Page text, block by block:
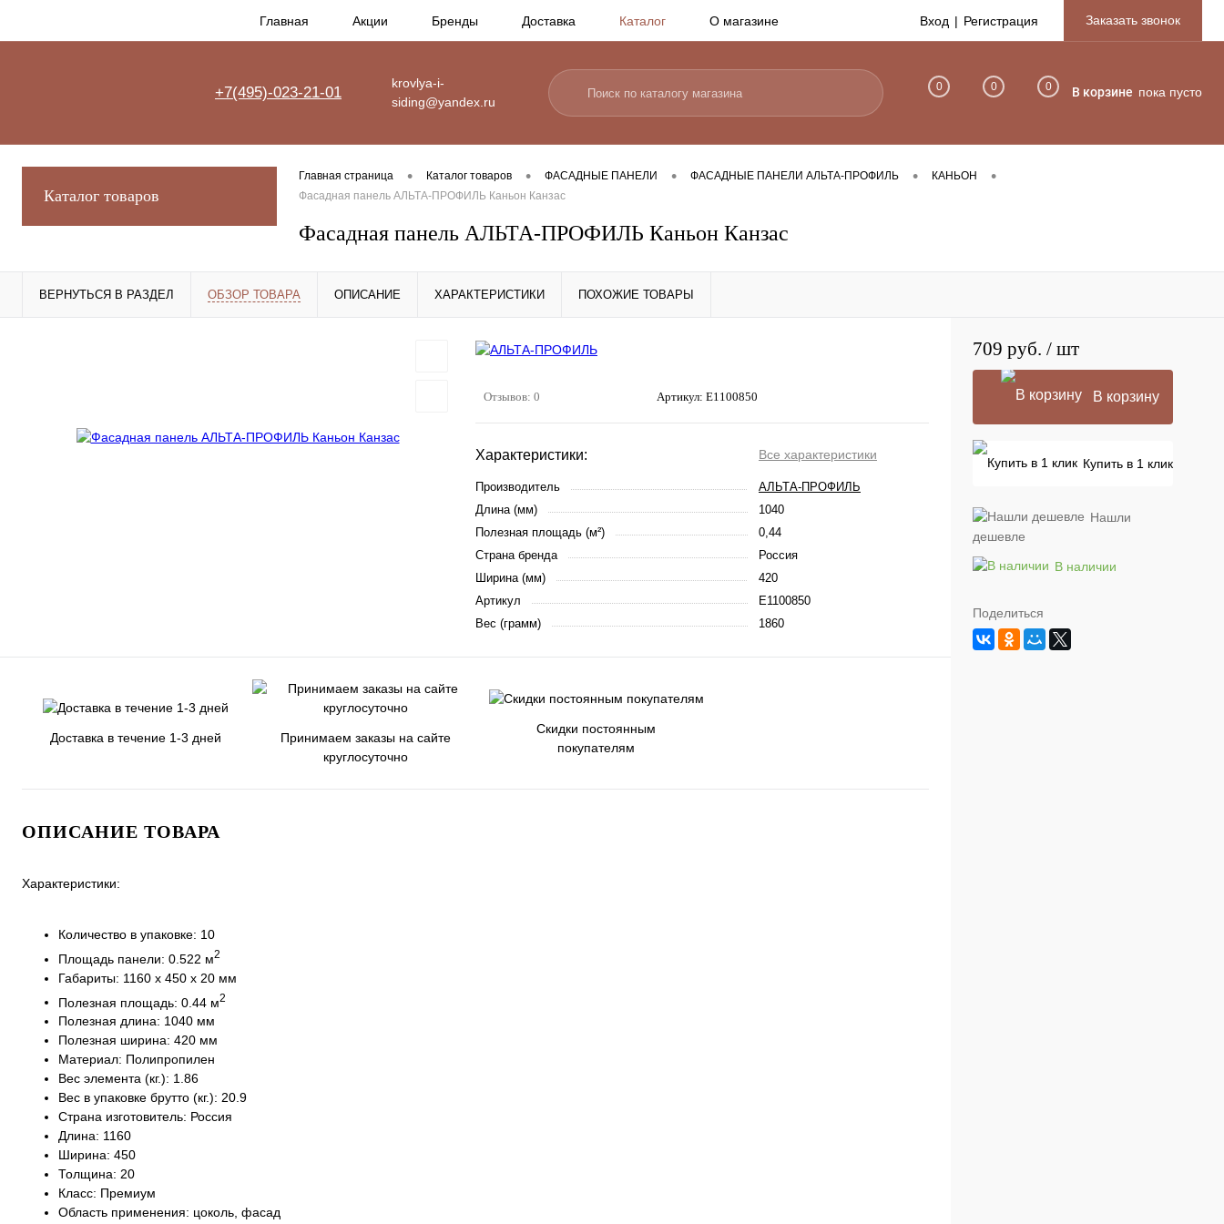
Главная Акции Бренды Доставка Каталог О магазине Вход Регистрация Заказать звонок
+7(495)-023-21-01
krovlya-i-
siding@yandex.ru
0 0 0 В корзине пока пусто
Каталог товаров
Главная страница • Каталог товаров • ФАСАДНЫЕ ПАНЕЛИ • ФАСАДНЫЕ ПАНЕЛИ АЛЬТА-ПРОФИЛЬ • КАНЬОН •
Фасадная панель АЛЬТА-ПРОФИЛЬ Каньон Канзас
Фасадная панель АЛЬТА-ПРОФИЛЬ Каньон Канзас
ВЕРНУТЬСЯ В РАЗДЕЛ ОБЗОР ТОВАРА ОПИСАНИЕ ХАРАКТЕРИСТИКИ ПОХОЖИЕ ТОВАРЫ
Отзывов: 0 Артикул: E1100850
Характеристики: Все характеристики
Производитель
АЛЬТА-ПРОФИЛЬ
Длина (мм)
1040
Полезная площадь (м²)
0,44
Страна бренда
Россия
Ширина (мм)
420
Артикул
E1100850
Вес (грамм)
1860
Доставка в течение 1-3 дней
Принимаем заказы на сайте
круглосуточно
Скидки постоянным
покупателям
ОПИСАНИЕ ТОВАРА
Характеристики:
Количество в упаковке: 10
Площадь панели: 0.522 м2
Габариты: 1160 x 450 x 20 мм
Полезная площадь: 0.44 м2
Полезная длина: 1040 мм
Полезная ширина: 420 мм
Материал: Полипропилен
Вес элемента (кг.): 1.86
Вес в упаковке брутто (кг.): 20.9
Страна изготовитель: Россия
Длина: 1160
Ширина: 450
Толщина: 20
Класс: Премиум
Область применения: цоколь, фасад
709 руб. / шт
В корзину
Купить в 1 клик
Нашли
дешевле
В наличии
Поделиться